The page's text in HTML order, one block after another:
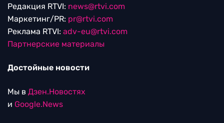
Редакция RTVI: news@rtvi.com
Маркетинг/PR: pr@rtvi.com
Реклама RTVI: adv-eu@rtvi.com
Партнерские материалы
Достойные новости
Мы в Дзен.Новостях
и Google.News